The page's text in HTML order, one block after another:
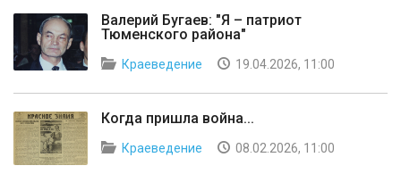
Валерий Бугаев: "Я – патриот
Тюменского района"
Краеведение 19.04.2026, 11:00
Когда пришла война...
Краеведение 08.02.2026, 11:00